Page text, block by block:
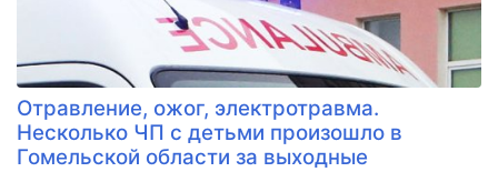
Отравление, ожог, электротравма.
Несколько ЧП с детьми произошло в
Гомельской области за выходные